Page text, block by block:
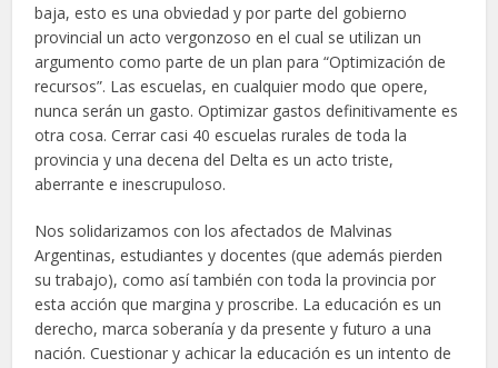
baja, esto es una obviedad y por parte del gobierno
provincial un acto vergonzoso en el cual se utilizan un
argumento como parte de un plan para “Optimización de
recursos”. Las escuelas, en cualquier modo que opere,
nunca serán un gasto. Optimizar gastos definitivamente es
otra cosa. Cerrar casi 40 escuelas rurales de toda la
provincia y una decena del Delta es un acto triste,
aberrante e inescrupuloso.
Nos solidarizamos con los afectados de Malvinas
Argentinas, estudiantes y docentes (que además pierden
su trabajo), como así también con toda la provincia por
esta acción que margina y proscribe. La educación es un
derecho, marca soberanía y da presente y futuro a una
nación. Cuestionar y achicar la educación es un intento de